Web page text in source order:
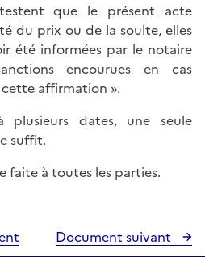
que le présent acte
du prix ou de la soulte, elles
été informées par le notaire
encourues en cas
affirmation ».
plusieurs dates, une seule
suffit.
faite à toutes les parties.
Document suivant